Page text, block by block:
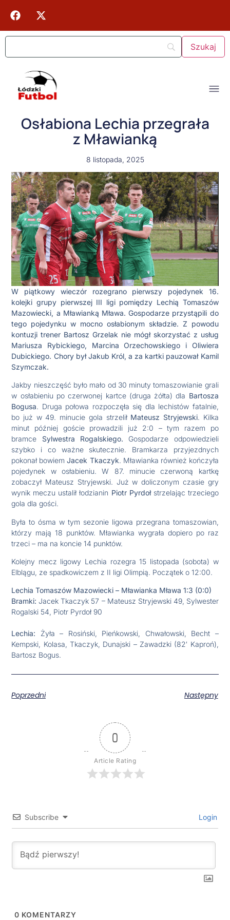
Osłabiona Lechia przegrała
z Mławianką
8 listopada, 2025
W piątkowy wieczór rozegrano pierwszy pojedynek 16.
kolejki grupy pierwszej III ligi pomiędzy Lechią Tomaszów
Mazowiecki, a Mławianką Mława. Gospodarze przystąpili do
tego pojedynku w mocno osłabionym składzie. Z powodu
kontuzji trener Bartosz Grzelak nie mógł skorzystać z usług
Mariusza Rybickiego, Marcina Orzechowskiego i Oliwiera
Dubickiego. Chory był Jakub Król, a za kartki pauzował Kamil
Szymczak.
Jakby nieszczęść było mało od 30 minuty tomaszowianie grali
w osłabieniu po czerwonej kartce (druga żółta) dla Bartosza
Bogusa. Druga połowa rozpoczęła się dla lechistów fatalnie,
bo już w 49. minucie gola strzelił Mateusz Stryjewski. Kilka
minut później goście prowadzili już 2:0 – tym razem po
bramce Sylwestra Rogalskiego. Gospodarze odpowiedzieli
szybko i co ważne skutecznie. Bramkarza przyjezdnych
pokonał bowiemJacek Tkaczyk. Mławianka również kończyła
pojedynek w osłabieniu. W 87. minucie czerwoną kartkę
zobaczył Mateusz Stryjewski. Już w doliczonym czasie gry
wynik meczu ustalił łodzianin Piotr Pyrdoł strzelając trzeciego
gola dla gości.
Była to ósma w tym sezonie ligowa przegrana tomaszowian,
którzy mają 18 punktów. Mławianka wygrała dopiero po raz
trzeci – ma na koncie 14 punktów.
Kolejny mecz ligowy Lechia rozegra 15 listopada (sobota) w
Elblągu, ze spadkowiczem z II ligi Olimpią. Początek o 12:00.
Lechia Tomaszów Mazowiecki – Mławianka Mława 1:3 (0:0)
Bramki:Jacek Tkaczyk 57 – Mateusz Stryjewski 49, Sylwester
Rogalski 54, Piotr Pyrdoł 90
Lechia: Żyła – Rosiński, Pieńkowski, Chwałowski, Becht –
Kempski, Kolasa, Tkaczyk, Dunajski – Zawadzki (82′ Kaproń),
Bartosz Bogus.
Poprzedni Następny
0
Article Rating
Subscribe Login
0 KOMENTARZY